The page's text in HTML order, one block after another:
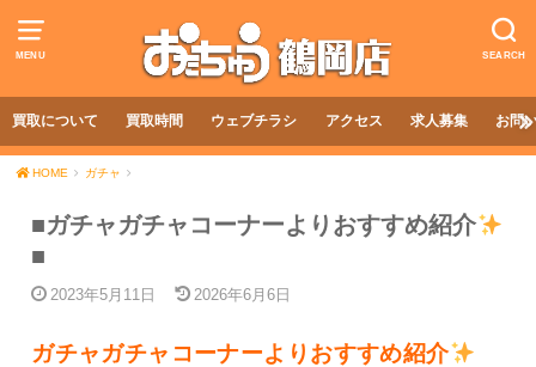
MENU SEARCH
買取について 買取時間 ウェブチラシ アクセス 求人募集 お問
HOME ガチャ
■ガチャガチャコーナーよりおすすめ紹介
■
2023年5月11日 2026年6月6日
ガチャガチャコーナーよりおすすめ紹介